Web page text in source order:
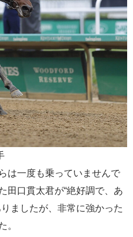
は一度も乗っていませんで
田口貫太君が“絶好調で、あ
ましたが、非常に強かった
。